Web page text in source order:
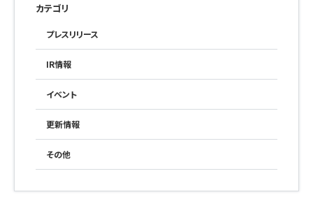
カテゴリ
プレスリリース
IR情報
イベント
更新情報
その他